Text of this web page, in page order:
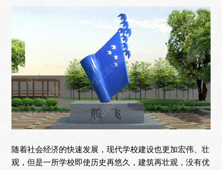
随着社会经济的快速发展，现代学校建设也更加宏伟、壮
观，但是一所学校即使历史再悠久，建筑再壮观，没有优